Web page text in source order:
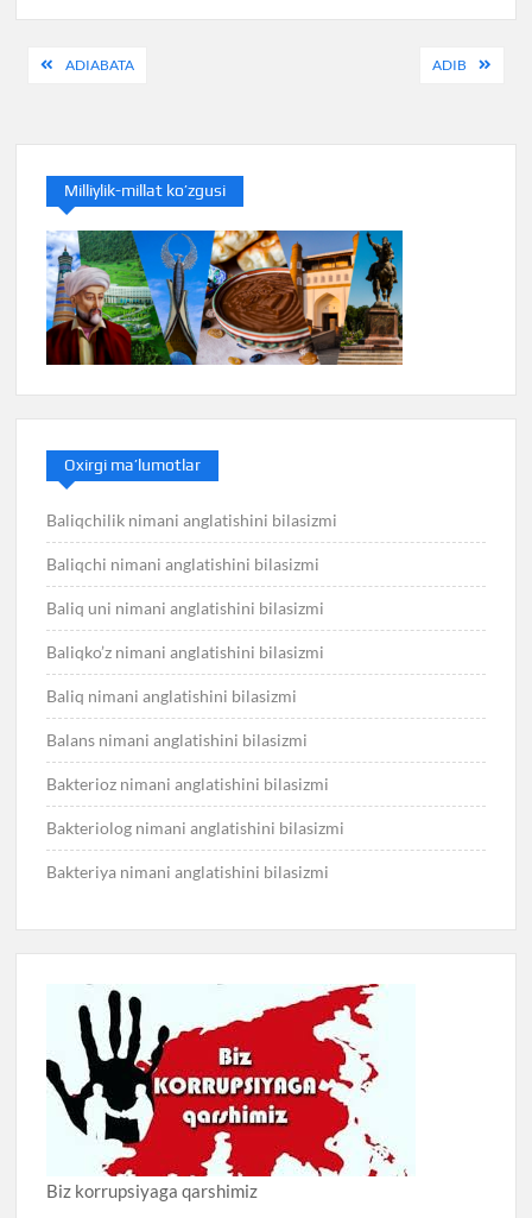
PostADIABATA ADIB
Milliylik-millat ko’zgusi
Oxirgi ma’lumotlar
Baliqchilik nimani anglatishini bilasizmi
Baliqchi nimani anglatishini bilasizmi
Baliq uni nimani anglatishini bilasizmi
Baliqko’z nimani anglatishini bilasizmi
Baliq nimani anglatishini bilasizmi
Balans nimani anglatishini bilasizmi
Bakterioz nimani anglatishini bilasizmi
Bakteriolog nimani anglatishini bilasizmi
Bakteriya nimani anglatishini bilasizmi
Biz korrupsiyaga qarshimiz